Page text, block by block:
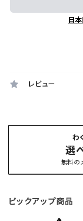
日
レビュー
わ
選
無料の
ピックアップ商品